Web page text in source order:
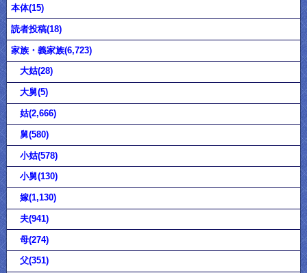
本体(15)
読者投稿(18)
家族・義家族(6,723)
大姑(28)
大舅(5)
姑(2,666)
舅(580)
小姑(578)
小舅(130)
嫁(1,130)
夫(941)
母(274)
父(351)